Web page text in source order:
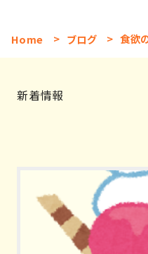
Home > ブログ > 食欲
新着情報